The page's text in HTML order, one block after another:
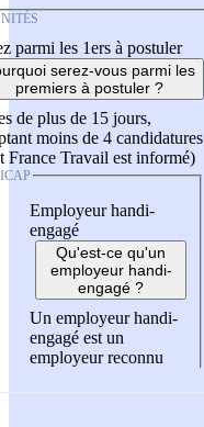
parmi les 1ers à postuler
serez-vous parmi les
premiers à postuler ?
de plus de 15 jours,
moins de 4 candidatures
France Travail est informé)
Employeur handi-
engagé
Qu'est-ce qu'un
employeur handi-
engagé ?
Un employeur handi-
engagé est un
employeur reconnu